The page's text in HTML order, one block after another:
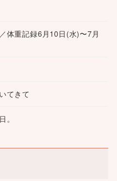
体重記録6月10日(水)〜7月
てきて
。